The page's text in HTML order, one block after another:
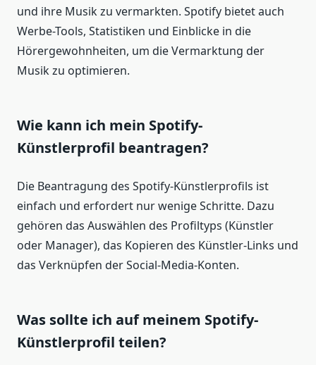
und ihre Musik zu vermarkten. Spotify bietet auch
Werbe-Tools, Statistiken und Einblicke in die
Hörergewohnheiten, um die Vermarktung der
Musik zu optimieren.
Wie kann ich mein Spotify-
Künstlerprofil beantragen?
Die Beantragung des Spotify-Künstlerprofils ist
einfach und erfordert nur wenige Schritte. Dazu
gehören das Auswählen des Profiltyps (Künstler
oder Manager), das Kopieren des Künstler-Links und
das Verknüpfen der Social-Media-Konten.
Was sollte ich auf meinem Spotify-
Künstlerprofil teilen?